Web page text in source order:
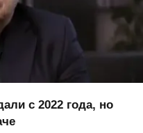
с 2022 года, но